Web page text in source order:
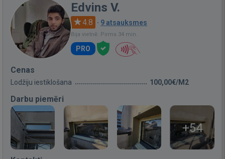
Edvins V.
4.8 · 9 atsauksmes
Bija vietnē: Pirms 34 min.
PRO
Cenas
Lodžiju iestiklošana 100,00€/M2
Darbu piemēri
+54